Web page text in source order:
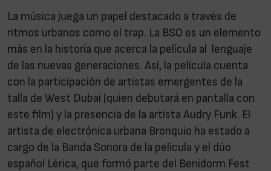
La música juega un papel destacado a través de
ritmos urbanos como el trap. La BSO es un elemento
más en la historia que acerca la película al lenguaje
de las nuevas generaciones. Así, la película cuenta
con la participación de artistas emergentes de la
talla de West Dubai (quien debutará en pantalla con
este film) y la presencia de la artista Audry Funk. El
artista de electrónica urbana Bronquio ha estado a
cargo de la Banda Sonora de la película y el dúo
español Lérica, que formó parte del Benidorm Fest